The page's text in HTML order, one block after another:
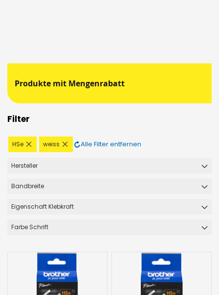
Produkte mit Mengenrabatt
Filter
HSe
Diesen
Artikel
weiss
Diesen
Artikel
Alle Filter entfernen
Hersteller
Bandbreite
Eigenschaft Klebkraft
Farbe Schrift